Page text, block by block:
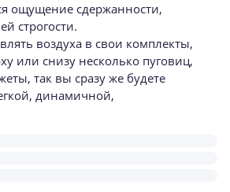
ощущение сдержанности,
строгости.
воздуха в свои комплекты,
или снизу несколько пуговиц,
так вы сразу же будете
динамичной,